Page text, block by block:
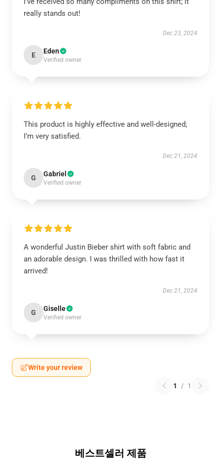
really stands out!
Dec 23, 2024
E Eden
Verified owner
This product is highly effective and well-designed;
I’m very satisfied.
Dec 21, 2024
G Gabriel
Verified owner
A wonderful Justin Bieber shirt with soft fabric and
an adorable design. I was thrilled with how fast it
arrived!
Dec 21, 2024
G Giselle
Verified owner
Write your review
1 / 1
베스트셀러 제품